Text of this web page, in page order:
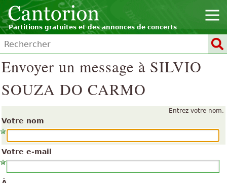
Partitions gratuites et des annonces de concerts
Envoyer un message à SILVIO
SOUZA DO CARMO
Entrez votre nom.
Votre nom
Votre e-mail